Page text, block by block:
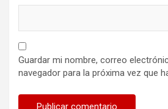
Guardar mi nombre, correo
navegador para la próxima vez que